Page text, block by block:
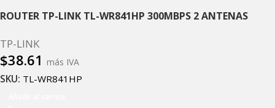
ROUTER TP-LINK TL-WR841HP 300MBPS 2 ANTENAS
TP-LINK
$38.61 más IVA
SKU: TL-WR841HP